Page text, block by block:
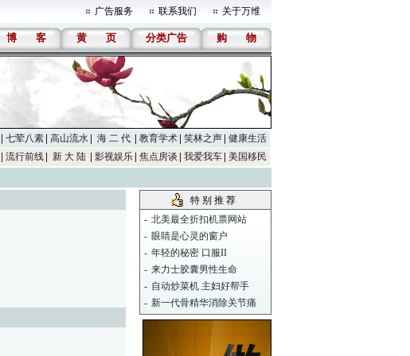
广告服务 联系我们 关于万维
博 客 黄 页 分类广告 购 物
七荤八素 高山流水 海 二 代 教育学术 笑林之声 健康生活
流行前线 新 大 陆 影视娱乐 焦点房谈 我爱我车 美国移民
特 别 推 荐
- 北美最全折扣机票网站
- 眼睛是心灵的窗户
- 年轻的秘密 口服II
- 来力士胶囊男性生命
- 自动炒菜机 主妇好帮手
- 新一代骨精华消除关节痛